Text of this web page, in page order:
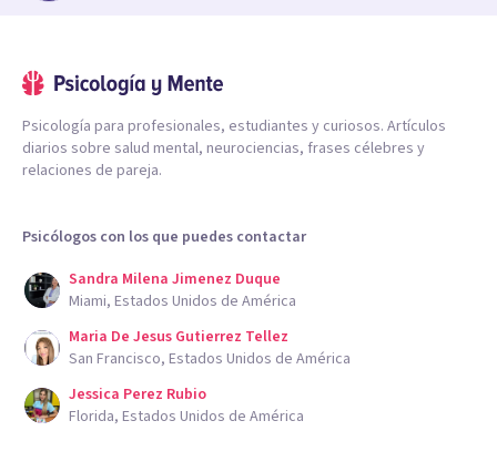
Psicología para profesionales, estudiantes y curiosos. Artículos
diarios sobre salud mental, neurociencias, frases célebres y
relaciones de pareja.
Psicólogos con los que puedes contactar
Sandra Milena Jimenez Duque
Miami, Estados Unidos de América
Maria De Jesus Gutierrez Tellez
San Francisco, Estados Unidos de América
Jessica Perez Rubio
Florida, Estados Unidos de América